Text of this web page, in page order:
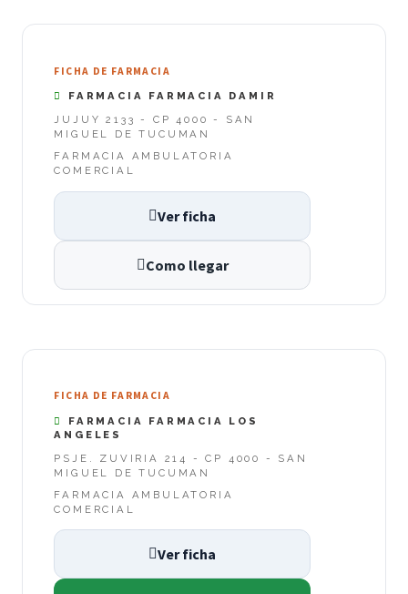
FICHA DE FARMACIA
FARMACIA FARMACIA DAMIR
JUJUY 2133 - CP 4000 - SAN
MIGUEL DE TUCUMAN
FARMACIA AMBULATORIA
COMERCIAL
Ver ficha
Como llegar
FICHA DE FARMACIA
FARMACIA FARMACIA LOS
ANGELES
PSJE. ZUVIRIA 214 - CP 4000 - SAN
MIGUEL DE TUCUMAN
FARMACIA AMBULATORIA
COMERCIAL
Ver ficha